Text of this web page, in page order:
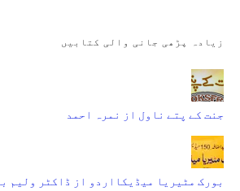
زیادہ پڑھی جانی والی کتابیں
جنت کے پتے ناول از نمرہ احمد
بورک مٹیریا میڈیکااردو از ڈاکٹر ولیم